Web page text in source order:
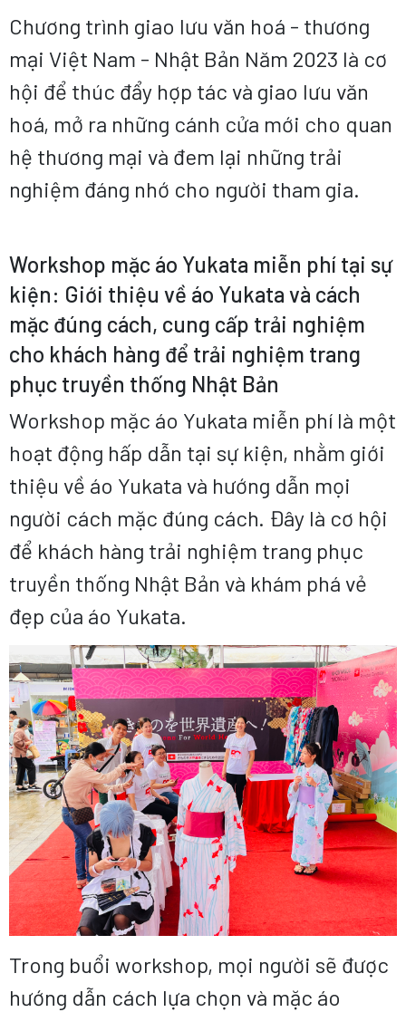
Chương trình giao lưu văn hoá - thương
mại Việt Nam - Nhật Bản Năm 2023 là cơ
hội để thúc đẩy hợp tác và giao lưu văn
hoá, mở ra những cánh cửa mới cho quan
hệ thương mại và đem lại những trải
nghiệm đáng nhớ cho người tham gia.
Workshop mặc áo Yukata miễn phí tại sự
kiện: Giới thiệu về áo Yukata và cách
mặc đúng cách, cung cấp trải nghiệm
cho khách hàng để trải nghiệm trang
phục truyền thống Nhật Bản
Workshop mặc áo Yukata miễn phí là một
hoạt động hấp dẫn tại sự kiện, nhằm giới
thiệu về áo Yukata và hướng dẫn mọi
người cách mặc đúng cách. Đây là cơ hội
để khách hàng trải nghiệm trang phục
truyền thống Nhật Bản và khám phá vẻ
đẹp của áo Yukata.
Trong buổi workshop, mọi người sẽ được
hướng dẫn cách lựa chọn và mặc áo